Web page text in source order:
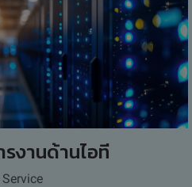
งานด้านไอที